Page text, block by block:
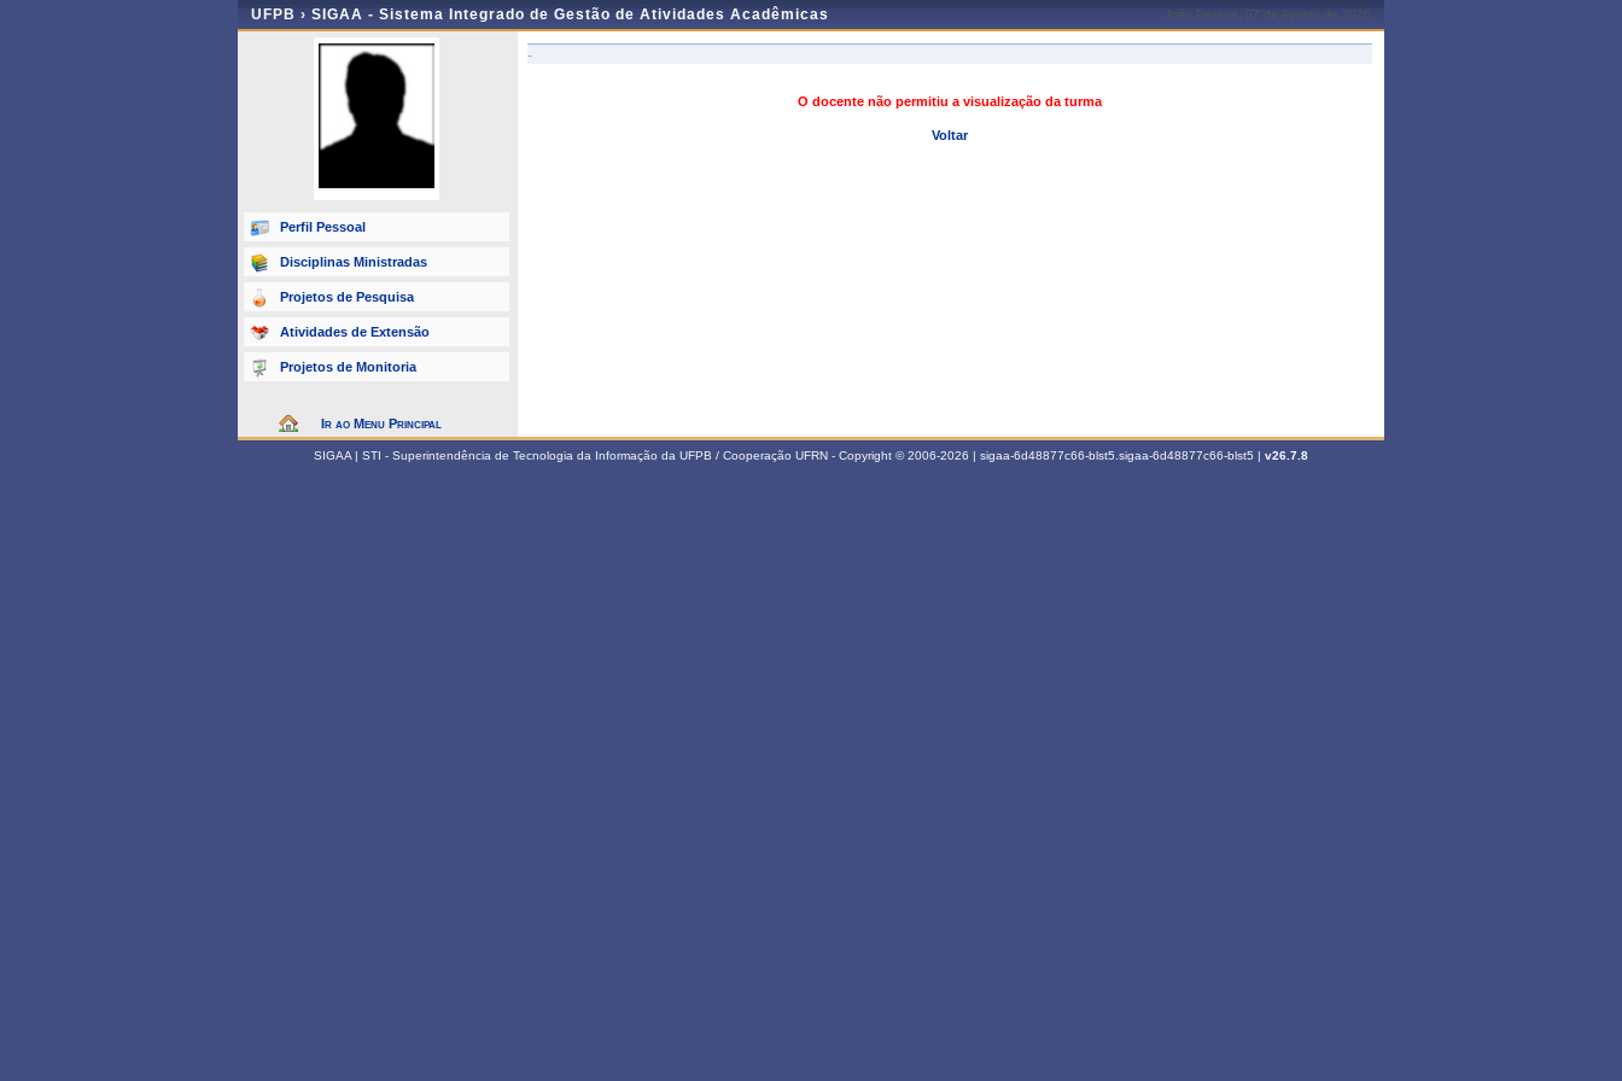
UFPB › SIGAA - Sistema Integrado de Gestão de Atividades Acadêmicas João Pessoa, 07 de Agosto de 2026
Perfil Pessoal
Disciplinas Ministradas
Projetos de Pesquisa
Atividades de Extensão
Projetos de Monitoria
Ir ao Menu Principal
-
O docente não permitiu a visualização da turma
Voltar
SIGAA | STI - Superintendência de Tecnologia da Informação da UFPB / Cooperação UFRN - Copyright © 2006-2026 | sigaa-6d48877c66-blst5.sigaa-6d48877c66-blst5 | v26.7.8